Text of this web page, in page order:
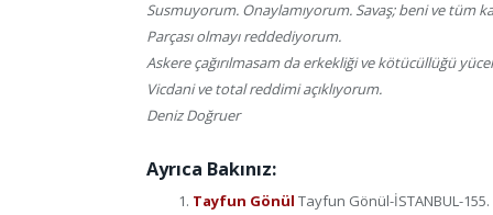
Susmuyorum. Onaylamıyorum. Savaş; beni ve tüm
Parçası olmayı reddediyorum.
Askere çağırılmasam da erkekliği ve kötücüllüğü
Vicdani ve total reddimi açıklıyorum.
Deniz Doğruer
Ayrıca Bakınız:
Tayfun Gönül Tayfun Gönül-İSTANBUL-